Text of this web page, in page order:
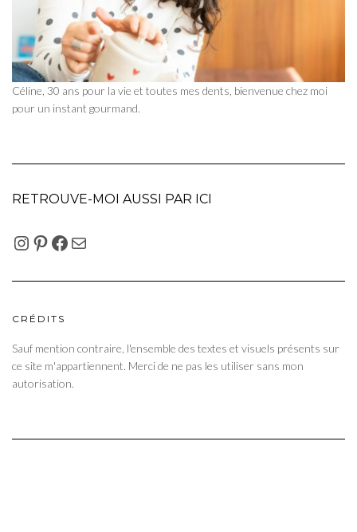
Céline, 30 ans pour la vie et toutes mes dents, bienvenue chez moi
pour un instant gourmand.
RETROUVE-MOI AUSSI PAR ICI
INSTAGRAM
PINTEREST
FACEBOOK
E-MAIL
CRÉDITS
Sauf mention contraire, l'ensemble des textes et visuels présents sur
ce site m'appartiennent. Merci de ne pas les utiliser sans mon
autorisation.